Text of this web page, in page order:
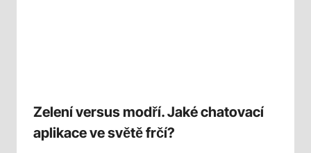
Zelení versus modří. Jaké chatovací
aplikace ve světě frčí?